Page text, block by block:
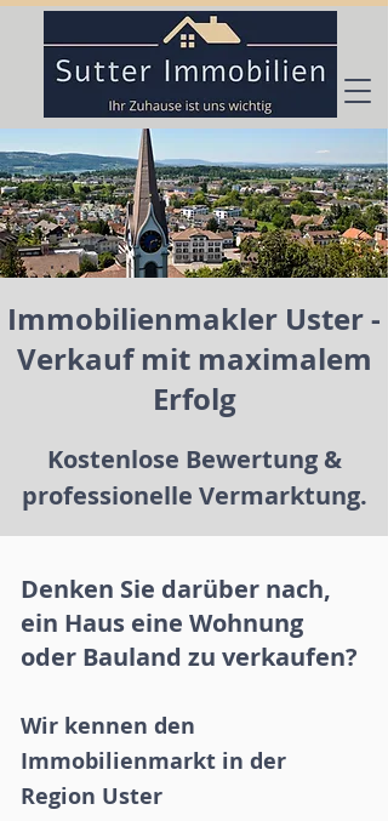
Immobilienmakler Uster -
Verkauf mit maximalem
Erfolg
Kostenlose Bewertung &
professionelle Vermarktung.
Denken Sie darüber nach,
ein Haus eine Wohnung
oder Bauland zu verkaufen?
Wir kennen den
Immobilienmarkt in der
Region Uster